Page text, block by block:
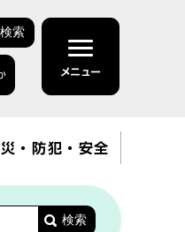
検索
メニュー
・防犯・安全
検索